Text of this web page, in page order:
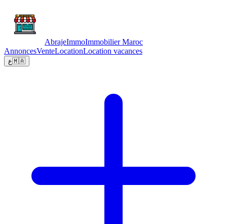
AbrajeImmoImmobilier Maroc
AnnoncesVenteLocationLocation vacances
ع🇲🇦